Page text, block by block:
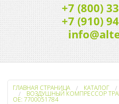
+7 (800)
+7 (910)
ГЛАВНАЯ СТРАНИЦА КАТАЛОГ
ВОЗДУШНЫЙ КОМПРЕССОР
OE: 7700051784